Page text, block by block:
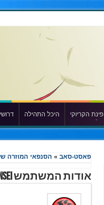
פינת הקריוקי היכל התהילה
פאסט-סאב » הסנפאי המוזרה שלי פרק 5!!!! +
אודות המשתמש SharinganSensei